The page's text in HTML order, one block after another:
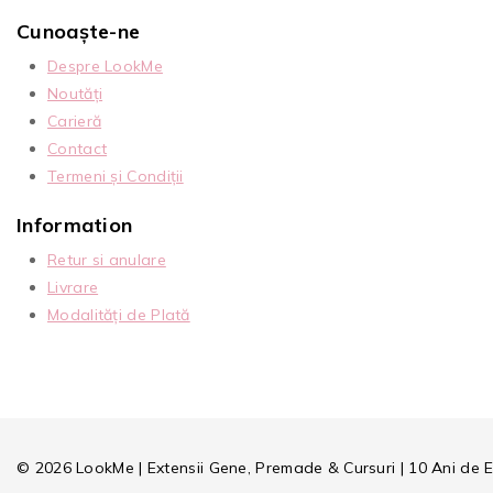
Cunoaște-ne
Despre LookMe
Noutăți
Carieră
Contact
Termeni și Condiții
Information
Retur si anulare
Livrare
Modalități de Plată
© 2026 LookMe | Extensii Gene, Premade & Cursuri | 10 Ani de